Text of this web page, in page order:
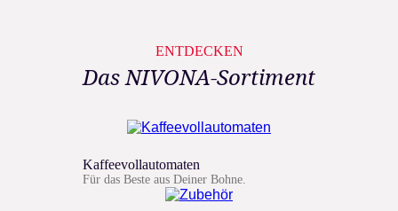
ENTDECKEN
Das NIVONA-Sortiment
Kaffeevollautomaten
Für das Beste aus Deiner Bohne.